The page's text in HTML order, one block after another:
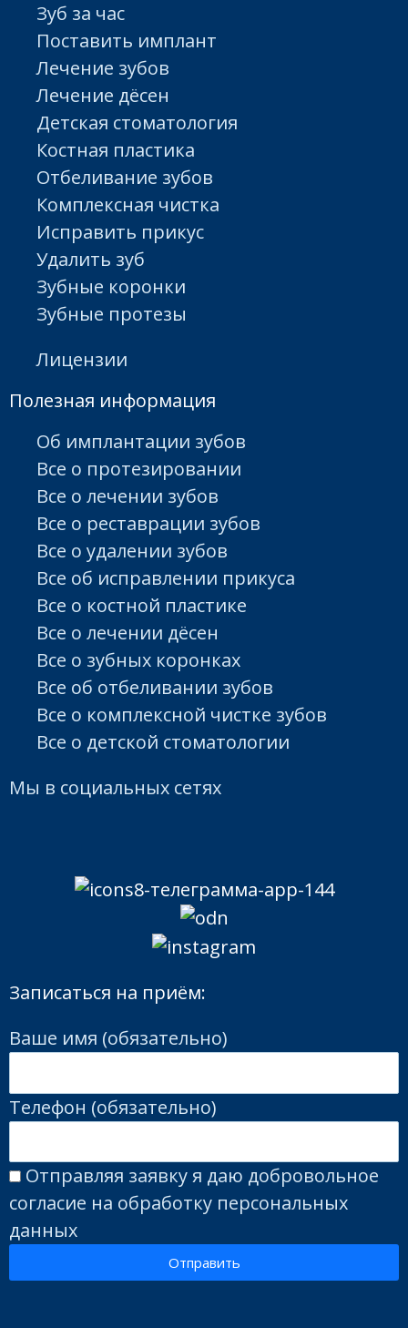
Зуб за час
Поставить имплант
Лечение зубов
Лечение дёсен
Детская стоматология
Костная пластика
Отбеливание зубов
Комплексная чистка
Исправить прикус
Удалить зуб
Зубные коронки
Зубные протезы
Лицензии
Полезная информация
Об имплантации зубов
Все о протезировании
Все о лечении зубов
Все о реставрации зубов
Все о удалении зубов
Все об исправлении прикуса
Все о костной пластике
Все о лечении дёсен
Все о зубных коронках
Все об отбеливании зубов
Все о комплексной чистке зубов
Все о детской стоматологии
Мы в социальных сетях
Записаться на приём:
Ваше имя (обязательно)
Телефон (обязательно)
Отправляя заявку я даю добровольное
согласие на обработку персональных
данных
Отправить